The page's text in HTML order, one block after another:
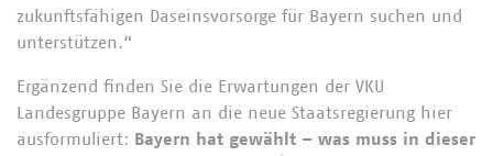
zukunftsfähigen Daseinsvorsorge für Bayern suchen und
unterstützen.“
Ergänzend finden Sie die Erwartungen der VKU
Landesgruppe Bayern an die neue Staatsregierung hier
ausformuliert: Bayern hat gewählt – was muss in dieser